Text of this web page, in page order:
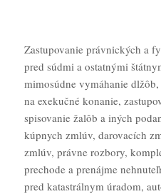
Zastupovanie právnických a
pred súdmi a ostatnými
mimosúdne vymáhanie
na exekučné konanie,
spisovanie žalôb a iných
kúpnych zmlúv, darovacích
zmlúv, právne rozbory,
prechode a prenájme
pred katastrálnym úradom,